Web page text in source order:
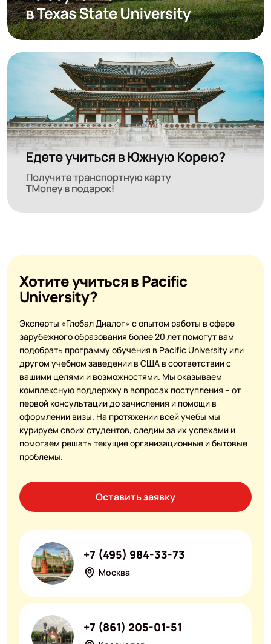
Хотите учиться в Pacific
University?
Эксперты «Глобал Диалог» с опытом работы в сфере
зарубежного образования более 20 лет помогут вам
подобрать программу обучения в Pacific University или
другом учебном заведении в США в соответствии с
вашими целями и возможностями. Мы оказываем
комплексную поддержку в вопросах поступления – от
первой консультации до зачисления и помощи в
оформлении визы. На протяжении всей учебы мы
курируем своих студентов, следим за их успехами и
помогаем решать текущие организационные и бытовые
проблемы.
Оставить заявку
Москва
+7 (495) 984-33-73
+7 (861) 205-01-51